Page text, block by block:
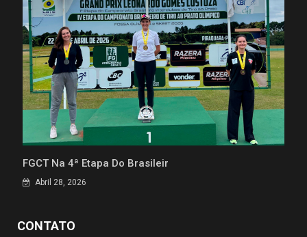
FGCT Na 4ª Etapa Do Brasileir
Abril 28, 2026
CONTATO